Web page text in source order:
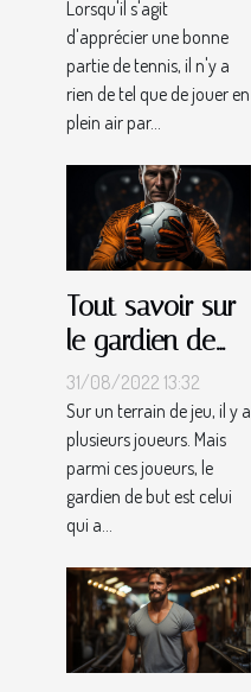
extérieure
idéale pour vos
besoins ?
Lorsqu'il s'agit
d'apprécier une bonne
partie de tennis, il n'y a
rien de tel que de jouer en
plein air par...
Tout savoir sur
le gardien de
but
31/08/2022 13:32
Sur un terrain de jeu, il y a
plusieurs joueurs. Mais
parmi ces joueurs, le
gardien de but est celui
qui a...